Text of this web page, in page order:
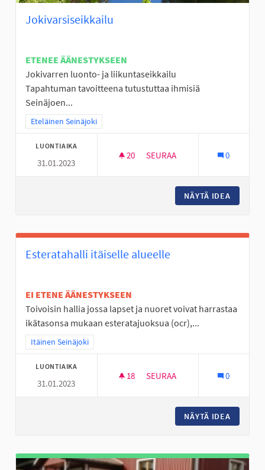
Jokivarsiseikkailu
ETENEE ÄÄNESTYKSEEN
Jokivarren luonto- ja liikuntaseikkailu
Tapahtuman tavoitteena tutustuttaa ihmisiä
Seinäjoen...
Rajaa tulokset teeman mukaan: Eteläinen Seinäjoki
Eteläinen Seinäjoki
LUONTIAIKA
31.01.2023
20 20 SEURAAJAA
SEURAA 0
NÄYTÄ IDEA
Esteratahalli itäiselle alueelle
EI ETENE ÄÄNESTYKSEEN
Toivoisin hallia jossa lapset ja nuoret voivat harrastaa
ikätasonsa mukaan esteratajuoksua (ocr),...
Rajaa tulokset teeman mukaan: Itäinen Seinäjoki
Itäinen Seinäjoki
LUONTIAIKA
31.01.2023
18 18 SEURAAJAA
SEURAA 0
NÄYTÄ IDEA